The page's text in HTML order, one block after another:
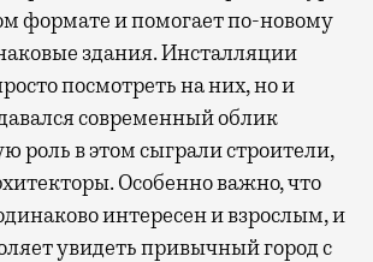
формате и помогает по-новому
здания. Инсталляции
посмотреть на них, но и
современный облик
роль в этом сыграли строители,
Особенно важно, что
интересен и взрослым, и
увидеть привычный город с